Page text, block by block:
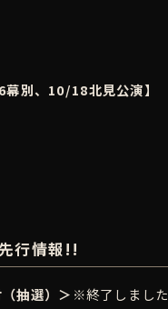
別、10/18北見公演】
行情報!!
抽選）＞ ※終了しました